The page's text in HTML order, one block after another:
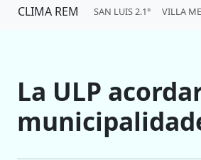
CLIMA REM SAN LUIS 2.1° VILLA
La ULP